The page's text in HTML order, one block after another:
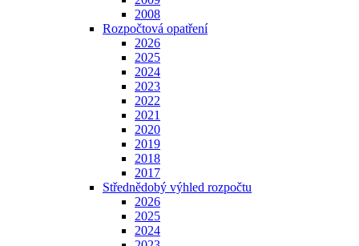
2008
Rozpočtová opatření
2026
2025
2024
2023
2022
2021
2020
2019
2018
2017
Střednědobý výhled rozpočtu
2026
2025
2024